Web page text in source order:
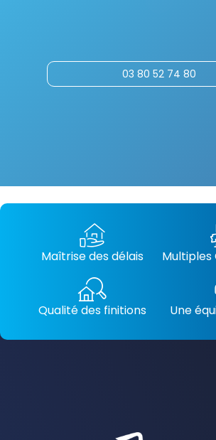
03 80 52 74 80
Maîtrise des délais
Qualité des finitions Une